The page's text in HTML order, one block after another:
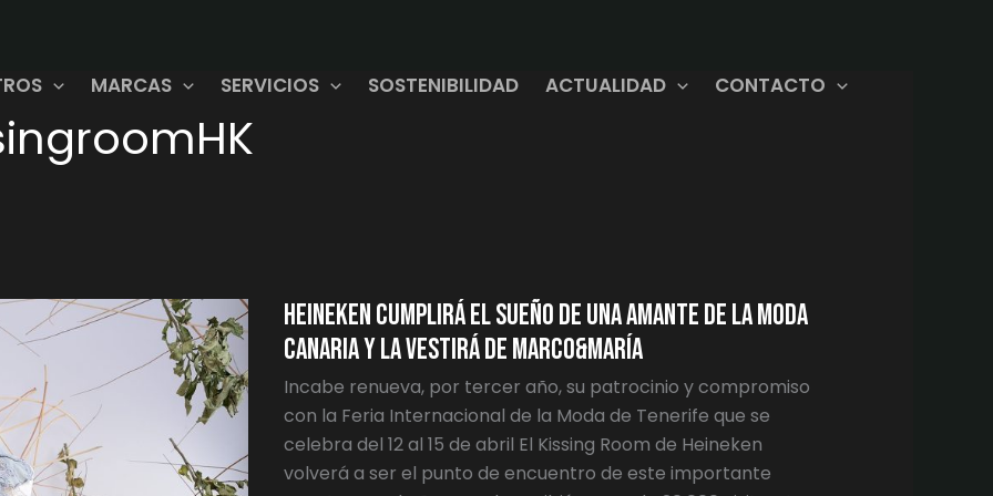
MARCAS SERVICIOS SOSTENIBILIDAD ACTUALIDAD CONTACTO
Heineken cumplirá el sueño de una amante de la moda
canaria y la vestirá de Marco&María
Incabe renueva, por tercer año, su patrocinio y compromiso
con la Feria Internacional de la Moda de Tenerife que se
celebra del 12 al 15 de abril El Kissing Room de Heineken
volverá a ser el punto de encuentro de este importante
AMANTE
DE
LA
MODA
Y
LA
VESTIRÁ
DE
MARCO&MARÍA